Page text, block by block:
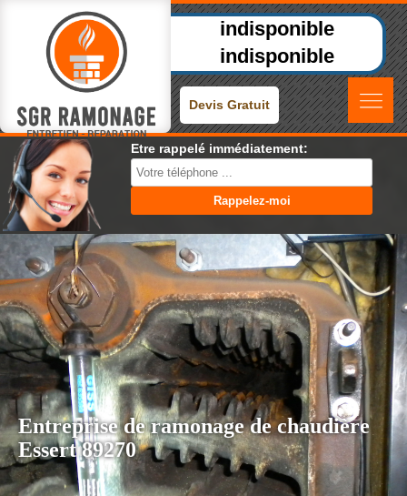
indisponible
indisponible
Devis Gratuit
Etre rappelé immédiatement:
Entreprise de ramonage de chaudière
Essert 89270